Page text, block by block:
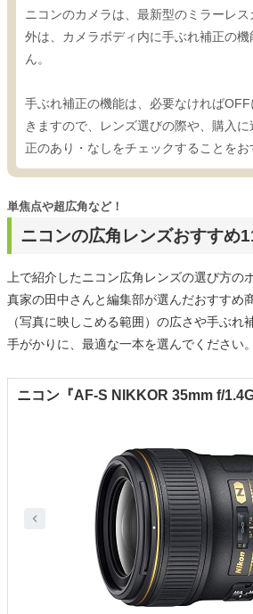
ニコンのカメラは、最新型のミラーレ
外は、カメラボディ内に手ぶれ補正の
ん。
手ぶれ補正の機能は、必要なければ
きますので、レンズ選びの際や、購入
正のあり・なしをチェックすることをお
ニコンの広角レンズおすすめ
単焦点や超広角など！
上で紹介したニコン広角レンズの選び方の
真家の田中さんと編集部が選んだおすすめ
（写真に映しこめる範囲）の広さや手ぶれ
手がかりに、最適な一本を選んでください。
ニコン『AF-S NIKKOR 35mm f/1.4G